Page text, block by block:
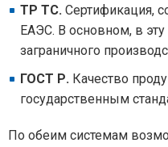
ТР ТС. Сертификация,
ЕАЭС. В основном, в
заграничного
ГОСТ Р. Качество
государственным
По обеим системам